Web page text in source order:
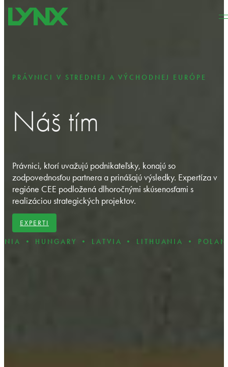
Preskočiť na hlavný obsah
PRÁVNICI V STREDNEJ A VÝCHODNEJ EURÓPE
Náš tím
Právnici, ktorí uvažujú podnikateľsky, konajú so
zodpovednosťou partnera a prinášajú výsledky. Expertíza v
regióne CEE podložená dlhoročnými skúsenosťami s
realizáciou strategických projektov.
EXPERTI
• LATVIA • LITHUANIA • POLAND •